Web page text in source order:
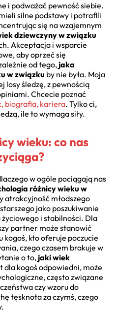
i podważać pewność siebie.
silne podstawy i potrafili
się na wzajemnym
dziewczyny w związku
Akceptacja i wsparcie
aby oprzeć się
od tego,jaka
w związku by nie była. Moja
losy śledzę, z pewnością
Chcecie poznać
biografia, kariera. Tylko ci,
ile to wymaga siły.
wieku: co nas
w ogóle pociągają nas
różnicy wieku w
atrakcyjność młodszego
jako poszukiwanie
i stabilności. Dla
partner może stanowić
kogoś, kto oferuje poczucie
czego czasem brakuje w
o to, jaki wiek
dla kogoś odpowiedni, może
często związane
czy wzoru do
tęsknota za czymś, czego